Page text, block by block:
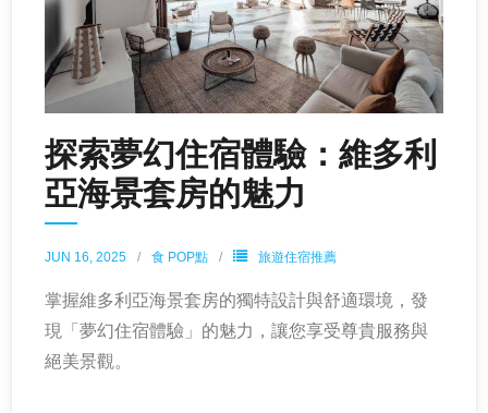
探索夢幻住宿體驗：維多利
亞海景套房的魅力
JUN 16, 2025 食 POP點 旅遊住宿推薦
掌握維多利亞海景套房的獨特設計與舒適環境，發
現「夢幻住宿體驗」的魅力，讓您享受尊貴服務與
絕美景觀。